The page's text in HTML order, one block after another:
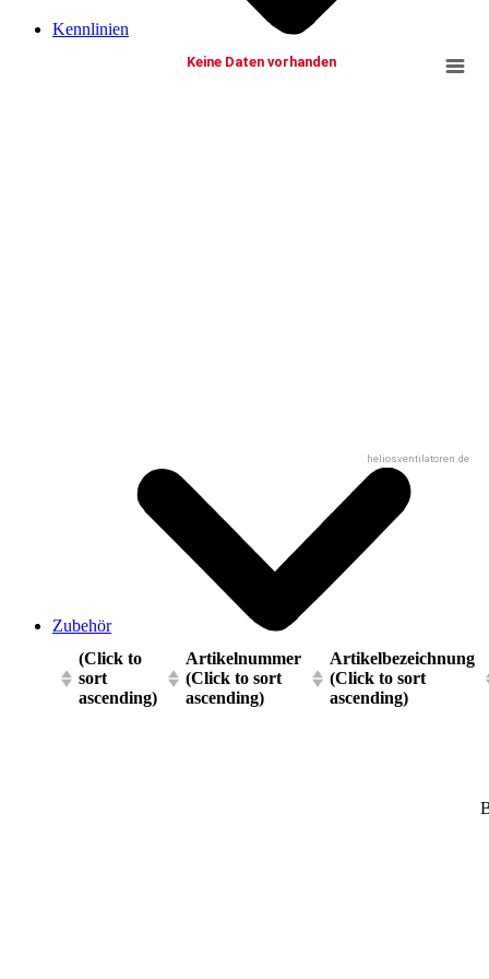
Kennlinien
Keine Daten vorhanden
heliosventilatoren.de
Zubehör
(Click to
sort
ascending)
Artikelnummer
(Click to sort
ascending)
Artikelbezeichnung
(Click to sort
ascending)